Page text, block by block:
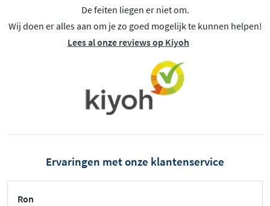
De feiten liegen er niet om.
Wij doen er alles aan om je zo goed mogelijk te kunnen helpen!
Lees al onze reviews op Kiyoh
Ervaringen met onze klantenservice
Ron